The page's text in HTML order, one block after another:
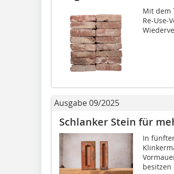
Mit dem
Re-Use-
Ausgabe 09/2025
Schlanker Stein für
In
besitzen